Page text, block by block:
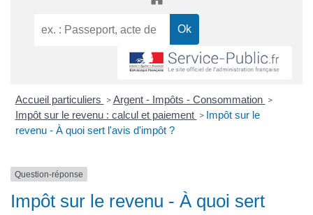
Accueil particuliers > Argent - Impôts - Consommation >
Impôt sur le revenu : calcul et paiement > Impôt sur le
revenu - À quoi sert l'avis d'impôt ?
Question-réponse
Impôt sur le revenu - À quoi sert